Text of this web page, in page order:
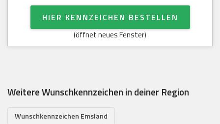
HIER KENNZEICHEN BESTELLEN
(öffnet neues Fenster)
Weitere Wunschkennzeichen in deiner Region
Wunschkennzeichen Emsland